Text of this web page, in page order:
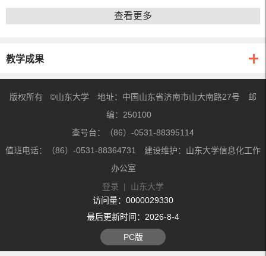
查看更多
教学成果
版权所有 ©山东大学 地址：中国山东省济南市山大南路27号 邮
编：250100
查号台：（86）-0531-88395114
值班电话：（86）-0531-88364731 建设维护：山东大学信息化工作
办公室
登录 | 山东大学
访问量： 0000029330
最后更新时间： 2026-8-4
PC版